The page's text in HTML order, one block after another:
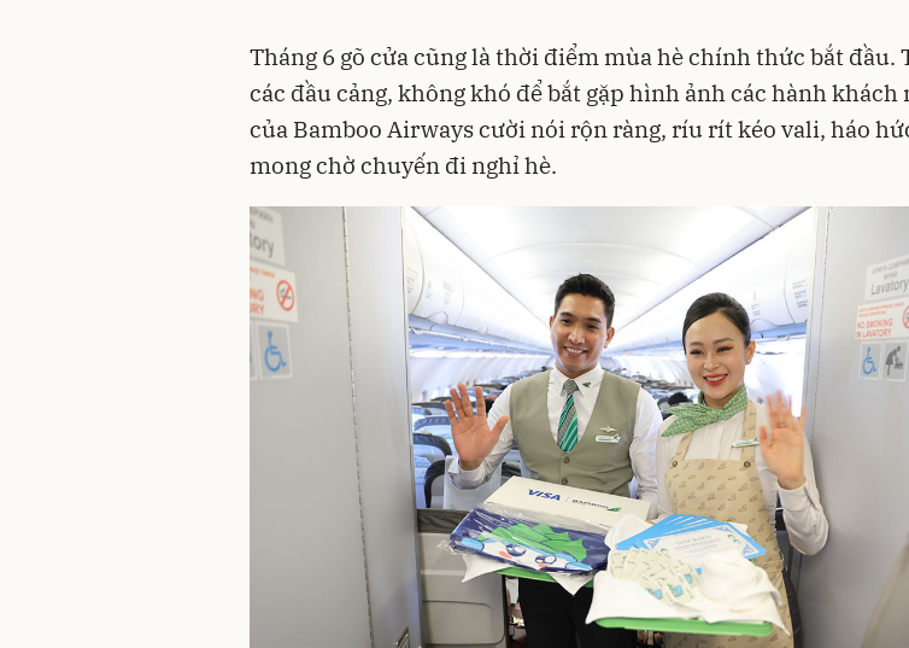
Tháng 6 gõ cửa cũng là thời điểm mùa hè chính thức bắt đầu.
các đầu cảng, không khó để bắt gặp hình ảnh các hành khách
của Bamboo Airways cười nói rộn ràng, ríu rít kéo vali, háo
mong chờ chuyến đi nghỉ hè.